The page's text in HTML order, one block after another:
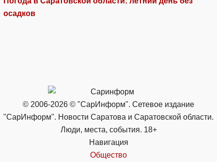
осадков
© 2006-2026 © "СарИнформ". Сетевое издание
"СарИнформ". Новости Саратова и Саратовской области.
Люди, места, события. 18+
Навигация
Общество